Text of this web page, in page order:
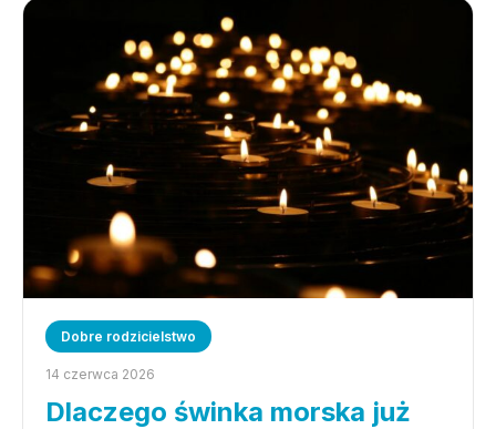
Dobre rodzicielstwo
14 czerwca 2026
Dlaczego świnka morska już